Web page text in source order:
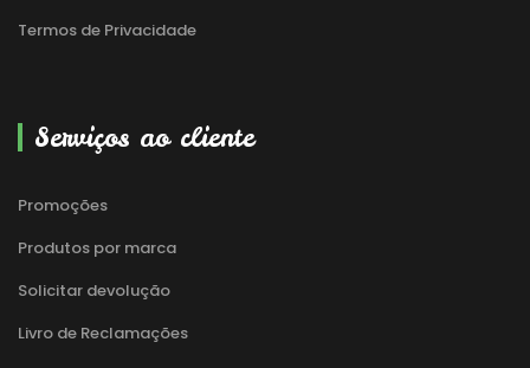
Termos de Privacidade
Serviços ao cliente
Promoções
Produtos por marca
Solicitar devolução
Livro de Reclamações